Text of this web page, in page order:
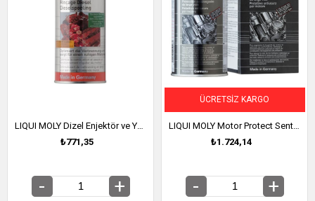
LIQUI MOLY Dizel Enjektör ve Yanma Odası Temizleyici 500 ml (5170)
₺771,35
LIQUI MOLY Motor Protect Sentetik Yağ Katkısı 500 ml (1018)
₺1.724,14
ÜCRETSIZ KARGO